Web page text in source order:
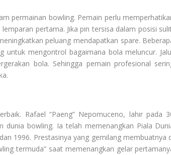
permainan bowling. Pemain perlu
pertama. Jika pin tersisa dalam posisi
peluang mendapatkan spare.
mengontrol bagaimana bola meluncur.
bola. Sehingga pemain profesional
. Rafael “Paeng” Nepomuceno, lahir pada
dunia bowling. Ia telah memenangkan Piala
1996. Prestasinya yang gemilang membuatnya
termuda” saat memenangkan gelar